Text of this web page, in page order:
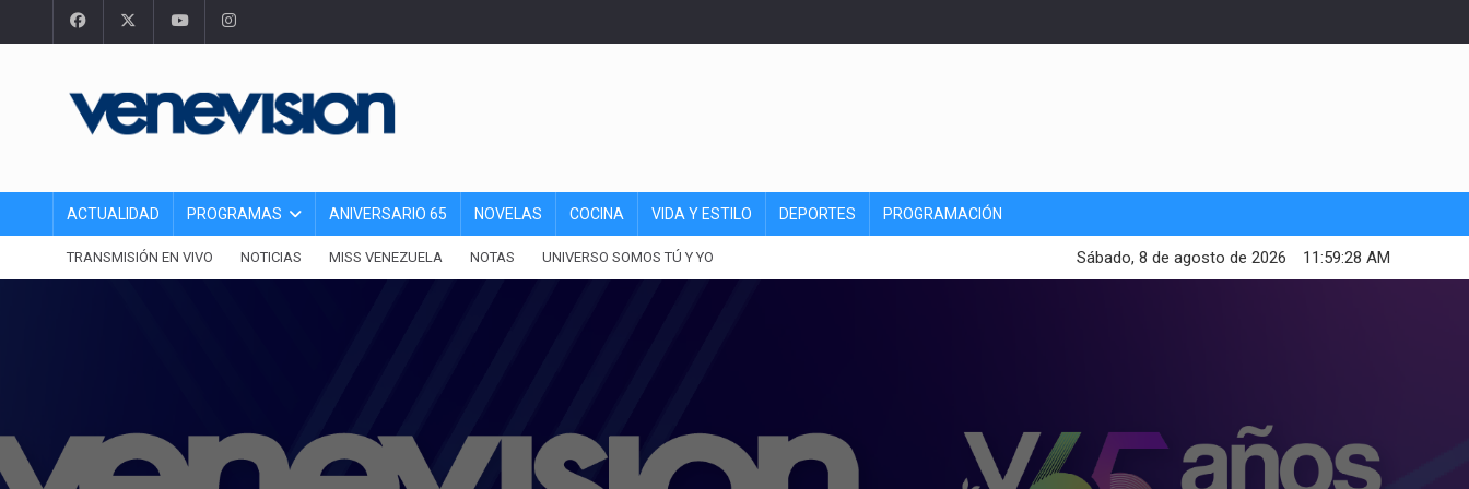
ACTUALIDAD PROGRAMAS ANIVERSARIO 65 NOVELAS COCINA VIDA Y ESTILO DEPORTES PROGRAMACIÓN
TRANSMISIÓN EN VIVO NOTICIAS MISS VENEZUELA NOTAS UNIVERSO SOMOS TÚ Y YO 11:59:30 AM
Sábado, 8 de agosto de 2026